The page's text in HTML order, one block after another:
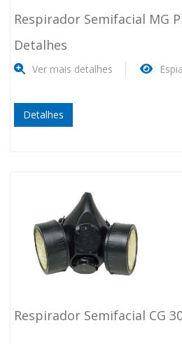
Respirador Semifacial MG
Detalhes
Ver mais detalhes
Detalhes
Respirador Semifacial CG